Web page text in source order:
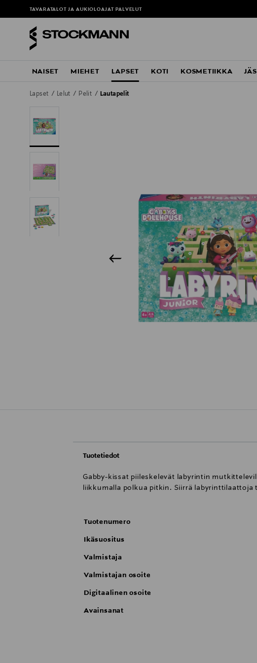
TAVARATALOT JA AUKIOLOAJAT PALVELUT
NAISET MIEHET LAPSET KOTI KOSMETIIKKA
Lapset Lelut Pelit Lautapelit
Tuotetiedot
Gabby-kissat piileskelevät labyrintin
liikkumalla polkua pitkin. Siirrä labyrinttilaattoja
Tuotenumero
Ikäsuositus
Valmistaja
Valmistajan osoite
Digitaalinen osoite
Avainsanat